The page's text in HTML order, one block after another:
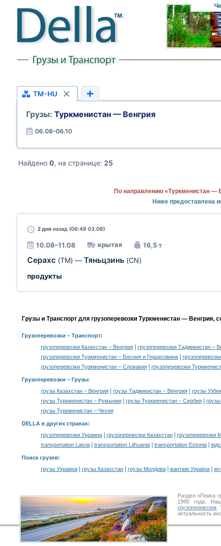
TM-HU
Грузы: Туркменистан — Венгрия
06.08–06.10
Найдено 0, на странице: 25
По направлению «Туркменистан —
Ниже предоставлена
2 дня назад (06:49 03.08)
10.08–11.08 крытая 16,5 т
Серахс (TM) — Тяньцзинь (CN)
продукты
Грузы и Транспорт для грузоперевозки Туркменистан — Венгрия,
Грузоперевозки – Транспорт:
грузоперевозки Казахстан – Венгрия|
грузоперевозки Таджикистан –
грузоперевозки Туркменистан – Босния и Герцеговина|
грузоперевозки Туркменистан – Словакия| грузоперевозки
Грузоперевозки – Грузы:
грузы Казахстан – Венгрия| грузы Таджикистан – Венгрия|
грузы
грузы Туркменистан – Румыния| грузы Туркменистан – Сербия|
грузы Туркменистан – Чехия
DELLA в других странах:
грузоперевозки Украина| грузоперевозки Казахстан|
грузоперевозки
transportation Latvia| transportation Lithuania| transportation Estonia|
Поиск грузов:
грузы Украина| грузы Казахстан| грузы Молдова| вантажі Україна|
Раздел «Поиск
1995 года.
грузоперевозок
актуальность